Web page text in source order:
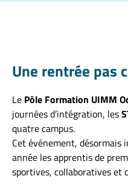
Une rentrée pas
Le Pôle Formation UIMM
journées d’intégration, les
quatre campus.
Cet événement,
année les apprentis de
sportives, collaboratives et